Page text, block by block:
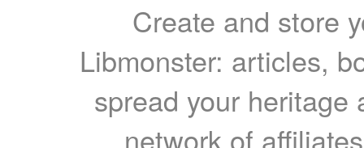
Create and store
Libmonster: articles,
spread your heritage
network of